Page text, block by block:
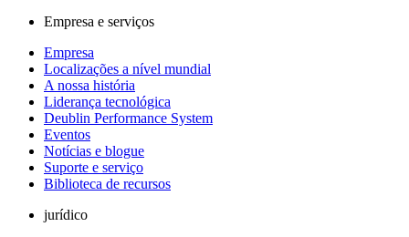
Empresa e serviços
Empresa
Localizações a nível mundial
A nossa história
Liderança tecnológica
Deublin Performance System
Eventos
Notícias e blogue
Suporte e serviço
Biblioteca de recursos
jurídico